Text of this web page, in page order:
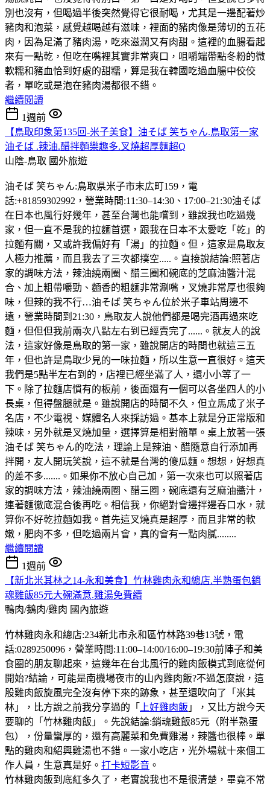
別也沒有，但喝過半後突然覺得它很耐喝，尤其是一邊配著炒
豬肉和泡菜，感覺越喝越有滋味，裡面的豬肉像是薄切的五花
肉，因為足滿了豬肉湯，吃來滋潤又有肉甜。這裡的血腸看起
來有一點乾，但吃在嘴裡其實非常爽口，咀嚼端帶點冬粉的微
軟糯和豬血恰到好處的甜糯，算是我在韓國吃過血腸中佼佼
者，單吃或是泡在豬肉湯都很不錯。
繼續閱讀
1週前
【鳥取印象第135回-米子美食】油そば 笑ちゃん.鳥取第一家
油そば .辣油.醋拌麵樂趣多.叉燒超厚麵超Q
山陰-鳥取 國外旅遊
油そば 笑ちゃん:鳥取県米子市末広町159，電
話:+81859302992，營業時間:11:30–14:30、17:00–21:30油そば
在日本也風行好幾年，甚至台灣也能嚐到，雖說我也吃過幾
家，但一直不是我的拉麵首選，跟我在日本不太愛吃「乾」的
拉麵有關，又或許我偏好有「湯」的拉麵。但，這家是鳥取友
人極力推薦，而且我去了三次都撲空.....。直接說結論:照著店
家的調味方法，辣油繞兩圈、醋三圈和碗底的芝麻油醬汁混
合、加上粗帶嚼勁、麵香的粗麵非常涮嘴，叉燒非常厚也很夠
味，但辣的我不行…油そば 笑ちゃん位於米子車站周邊不
遠，營業時間到21:30，鳥取友人說他們都是喝完酒再過來吃
麵，但但但我前兩次八點左右到已經賣完了......。就友人的說
法，這家好像是鳥取的第一家，雖說開店的時間也就這三五
年，但也許是鳥取少見的一味拉麵，所以生意一直很好。這天
我們是5點半左右到的，店裡已經坐滿了人，還小小等了一
下。除了拉麵店慣有的板前，後面還有一個可以各坐四人的小
長桌，但得盤腿就是。雖說開店的時間不久，但立馬成了米子
名店，不少電視、媒體名人來採訪過。基本上就是分正常版和
辣味，另外就是叉燒加量，選擇算是相對簡單。桌上放著一張
油そば 笑ちゃん的吃法，理論上是辣油、醋隨意自行添加再
拌開，友人開玩笑說，這不就是台灣的傻瓜麵。想想，好想真
的差不多.......。如果你不放心自己加，第一次來也可以照著店
家的調味方法，辣油繞兩圈、醋三圈，碗底還有芝麻油醬汁，
連著麵徹底混合後再吃。相信我，你絕對會邊拌邊吞口水，就
算你不好乾拉麵如我。首先這叉燒真是超厚，而且非常的軟
嫩，肥肉不多，但吃過兩片會，真的會有一點肉膩........
繼續閱讀
1週前
【新北米其林之14-永和美食】竹林雞肉永和總店.半熟蛋包銷
魂雞飯85元大碗滿意.雞湯免費續
鴨肉/鵝肉/雞肉 國內旅遊
竹林雞肉永和總店:234新北市永和區竹林路39巷13號，電
話:0289250096，營業時間:11:00–14:00/16:00–19:30前陣子和美
食圈的朋友聊起來，這幾年在台北風行的雞肉飯模式到底從何
開始?結論，可能是南機場夜市的山內雞肉飯?不過怎麼說，這
股雞肉飯旋風完全沒有停下來的跡象，甚至還吹向了「米其
林」，比方說之前我分享過的「
上好雞肉飯 」，又比方說今天
要聊的「竹林雞肉飯」。先說結論:銷魂雞飯85元（附半熟蛋
包），份量蠻厚的，還有高麗菜和免費雞湯，辣醬也很棒。單
點的雞肉和紹興雞湯也不錯。一家小吃店，光外場就十來個工
作人員，生意真是好。 打卡短影音 。
竹林雞肉飯到底紅多久了，老實說我也不是很清楚，畢竟不常